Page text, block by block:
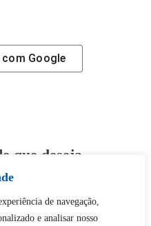
de navegação,
e analisar nosso
Google
que deseja
publicação?
: 0